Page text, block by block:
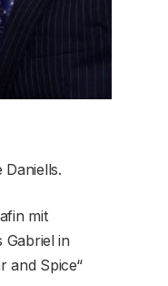
mit
Gabriel in
and Spice“